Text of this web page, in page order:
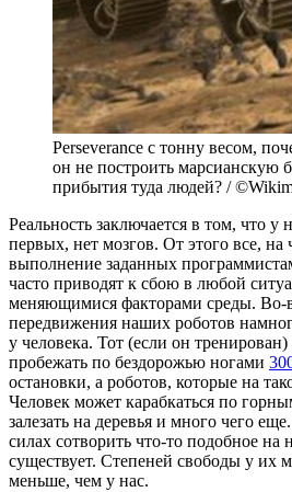
Perseverance c тонну весом,
он не построить марсианскую
прибытия туда людей? /
Реальность заключается в том, что у
первых, нет мозгов. От этого все,
выполнение заданных
часто приводят к сбою в любой
меняющимися факторами среды. Во-
передвижения наших роботов
у человека. Тот (если он
пробежать по бездорожью ногами
остановки, а роботов, которые на
Человек может карабкаться по
залезать на деревья и много чего
силах сотворить что-то подобное на
существует. Степеней свободы у их
меньше, чем у нас.